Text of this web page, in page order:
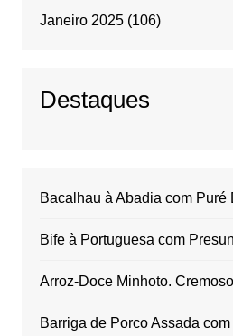
Janeiro 2025(106)
Destaques
Bacalhau à Abadia com
Bife à Portuguesa com
Arroz-Doce Minhoto.
Barriga de Porco Assada